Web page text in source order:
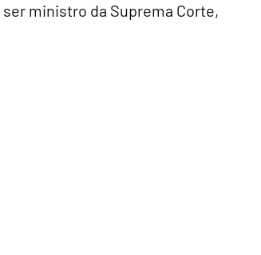
ministro da Suprema Corte,